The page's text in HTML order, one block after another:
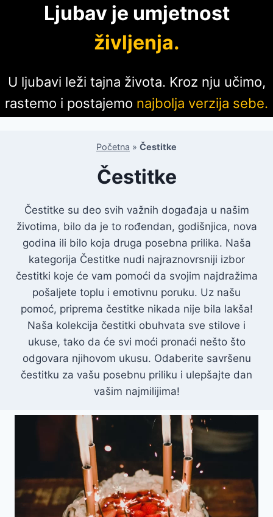
Ljubav je umjetnost
življenja.
U ljubavi leži tajna života. Kroz nju učimo,
rastemo i postajemo najbolja verzija sebe.
Početna » Čestitke
Čestitke
Čestitke su deo svih važnih događaja u našim
životima, bilo da je to rođendan, godišnjica, nova
godina ili bilo koja druga posebna prilika. Naša
kategorija Čestitke nudi najraznovrsniji izbor
čestitki koje će vam pomoći da svojim najdražima
pošaljete toplu i emotivnu poruku. Uz našu
pomoć, priprema čestitke nikada nije bila lakša!
Naša kolekcija čestitki obuhvata sve stilove i
ukuse, tako da će svi moći pronaći nešto što
odgovara njihovom ukusu. Odaberite savršenu
čestitku za vašu posebnu priliku i ulepšajte dan
vašim najmilijima!